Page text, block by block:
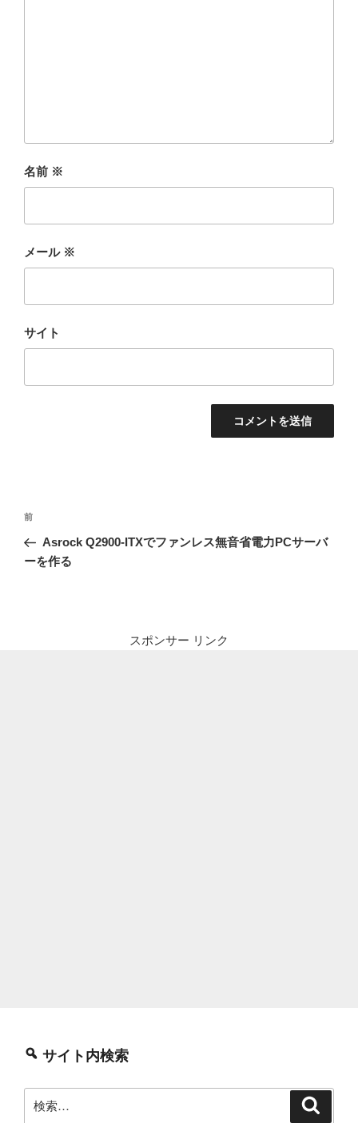
名前 ※
メール ※
サイト
投
ナ
前
の
前
Asrock Q2900-ITXでファンレス無音省電力PCサーバ
ーを作る
スポンサー リンク
サイト内検索
索: